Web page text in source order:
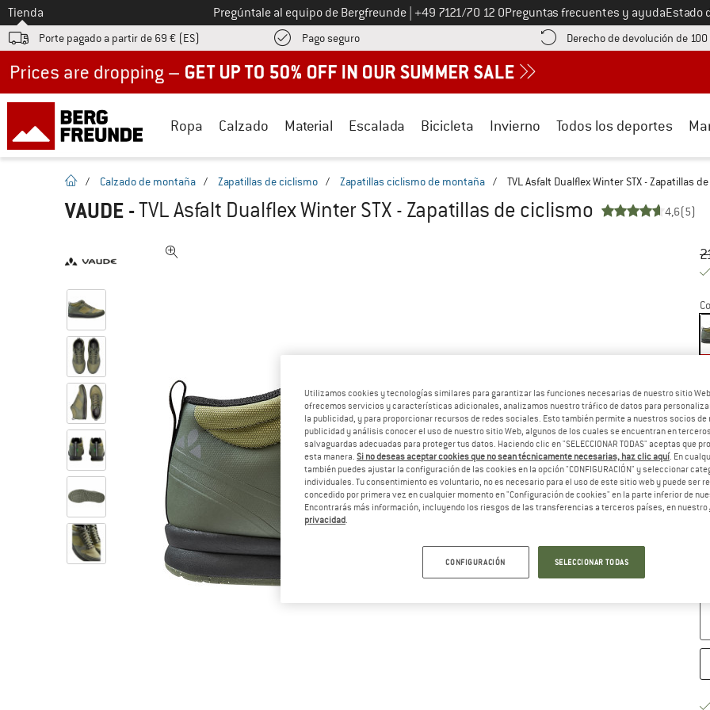
A la
Tienda Pregúntale al equipo de Bergfreunde Llámenos al
+49 7121/70 12 0Preguntas frecuentes y ayudaEstado
Porte pagado a partir de 69 € (ES) Pago seguro¡encuentre información sobre el pago aquí! Se abre en una ventana de
Derecho de devolución de
Ropa Calzado Material Escalada Bicicleta Invierno Todos los deportes
la pagina de inicio
/ Calzado de montaña / Zapatillas de ciclismo / Zapatillas ciclismo de montaña / TVL Asfalt Dualflex Winter STX - Zapatillas
VAUDE -TVL Asfalt Dualflex Winter STX - Zapatillas de ciclismo 4,6(5)
Utilizamos cookies y tecnologías similares para garantizar las funciones necesarias de nuestro sitio
ofrecemos servicios y características adicionales, analizamos nuestro tráfico de datos para
la publicidad, y para proporcionar recursos de redes sociales. Esto también permite a nuestros socios de
publicidad y análisis conocer el uso de nuestro sitio Web, algunos de los cuales se encuentran en
salvaguardas adecuadas para proteger tus datos. Haciendo clic en "SELECCIONAR TODAS" aceptas que
esta manera. Si no deseas aceptar cookies que no sean técnicamente necesarias, haz clic aquí. En
también puedes ajustar la configuración de las cookies en la opción "CONFIGURACIÓN" y seleccionar
individuales. Tu consentimiento es voluntario, no es necesario para el uso de este sitio web y puede ser
concedido por primera vez en cualquier momento en "Configuración de cookies" en la parte inferior de
Encontrarás más información, incluyendo los riesgos de las transferencias a terceros países, en nuestro
privacidad.
CONFIGURACIÓN SELECCIONAR TODAS